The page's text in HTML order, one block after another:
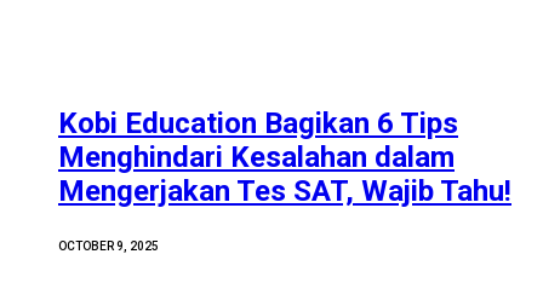
Kobi Education Bagikan 6 Tips
Menghindari Kesalahan dalam
Mengerjakan Tes SAT, Wajib Tahu!
OCTOBER 9, 2025